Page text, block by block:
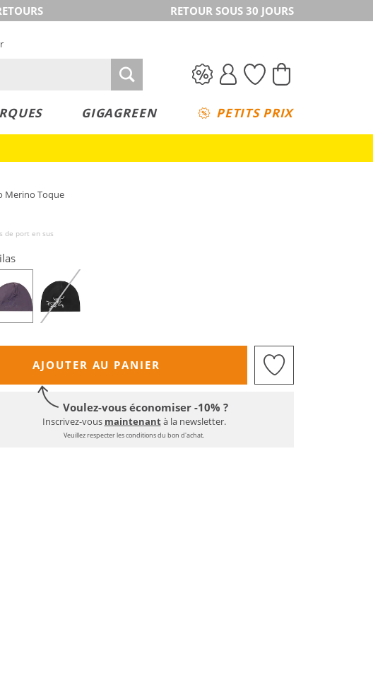
RETOUR SOUS 30 JOURS
GIGAGREEN PETITS PRIX
Merino Toque
de port en sus
AJOUTER AU PANIER
Voulez-vous économiser -10% ?
Inscrivez-vous maintenantà la newsletter.
Veuillez respecter les conditions du bon d'achat.